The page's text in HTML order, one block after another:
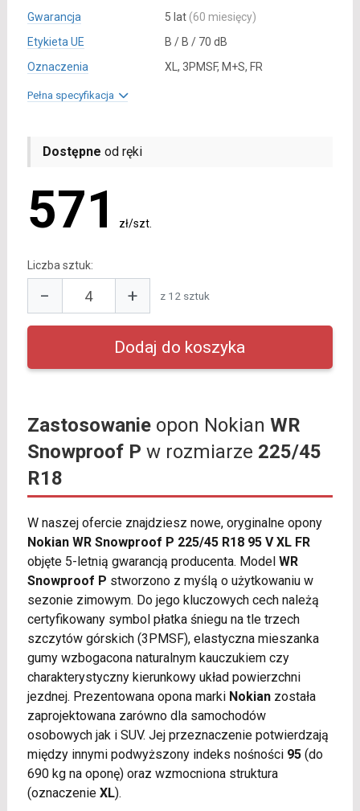
Gwarancja
5 lat (60 miesięcy)
Etykieta UE
B / B / 70 dB
Oznaczenia
XL, 3PMSF, M+S, FR
Pełna specyfikacja
Dostępne od ręki
571 zł/szt.
Liczba sztuk:
− + z 12 sztuk
Zastosowanieopon Nokian WR
Snowproof P w rozmiarze 225/45
R18
W naszej ofercie znajdziesz nowe, oryginalne opony
Nokian WR Snowproof P 225/45 R18 95 V XL FR
objęte 5-letnią gwarancją producenta. Model WR
Snowproof P stworzono z myślą o użytkowaniu w
sezonie zimowym. Do jego kluczowych cech należą
certyfikowany symbol płatka śniegu na tle trzech
szczytów górskich (3PMSF), elastyczna mieszanka
gumy wzbogacona naturalnym kauczukiem czy
charakterystyczny kierunkowy układ powierzchni
jezdnej. Prezentowana opona marki Nokianzostała
zaprojektowana zarówno dla samochodów
osobowych jak i SUV. Jej przeznaczenie potwierdzają
między innymi podwyższony indeks nośności 95(do
690 kg na oponę) oraz wzmocniona struktura
(oznaczenie XL).